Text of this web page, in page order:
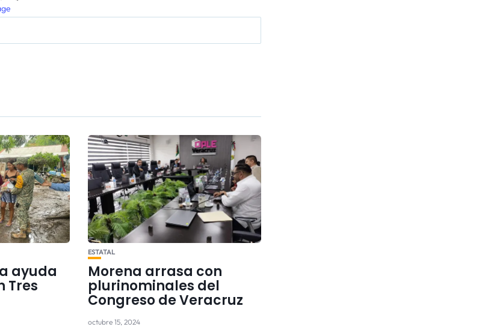
ayuda
Tres
ESTATAL
Morena arrasa con
plurinominales del
Congreso de Veracruz
octubre 15, 2024